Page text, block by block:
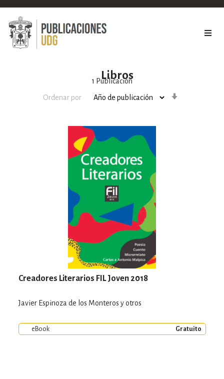
Libros
1 Publicación
Ordenar por
Creadores Literarios FIL Joven 2018
Javier Espinoza de los Monteros y otros
eBook Gratuito